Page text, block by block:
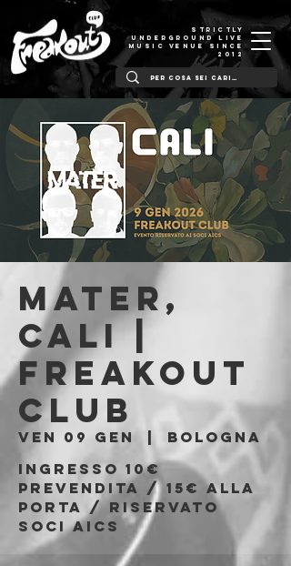
STRICTLY
UNDERGROUND LIVE
MUSIC VENUE SINCE
2012
Mater,
Cali |
Freakout
Club
ven 09 gen
Bologna
Ingresso 10€
prevendita / 15€ alla
porta / riservato
soci AICS